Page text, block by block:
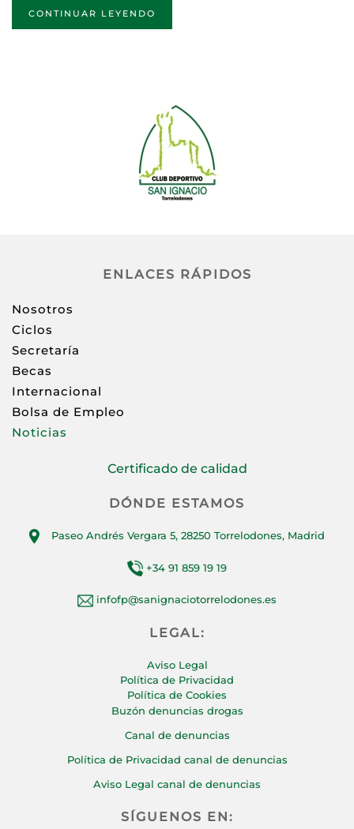
CONTINUAR LEYENDO
ENLACES RÁPIDOS
Nosotros
Ciclos
Secretaría
Becas
Internacional
Bolsa de Empleo
Noticias
Certificado de calidad
DÓNDE ESTAMOS
Paseo Andrés Vergara 5, 28250 Torrelodones, Madrid
+34 91 859 19 19
infofp@sanignaciotorrelodones.es
LEGAL:
Aviso Legal
Política de Privacidad
Política de Cookies
Buzón denuncias drogas
Canal de denuncias
Política de Privacidad canal de denuncias
Aviso Legal canal de denuncias
SÍGUENOS EN: